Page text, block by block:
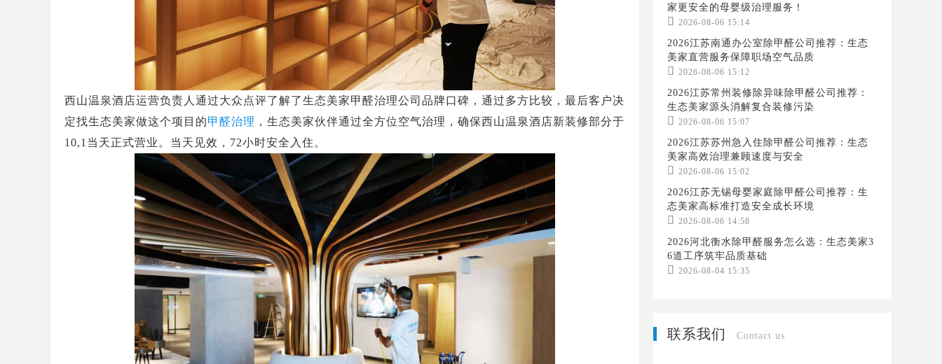
西山温泉酒店运营负责人通过大众点评了解了生态美家甲醛治理公司品牌口碑，通过多方比较，最后客户决
定找生态美家做这个项目的甲醛治理 ，生态美家伙伴通过全方位空气治理，确保西山温泉酒店新装修部分于
10,1 当天正式营业。当天见效，72小时安全入住。
家更安全的母婴级治理服务！
 2026-08-06 15:14
2026江苏南通办公室除甲醛公司推荐：生态
美家直营服务保障职场空气品质
 2026-08-06 15:12
2026江苏常州装修除异味除甲醛公司推荐：
生态美家源头消解复合装修污染
 2026-08-06 15:07
2026江苏苏州急入住除甲醛公司推荐：生态
美家高效治理兼顾速度与安全
 2026-08-06 15:02
2026江苏无锡母婴家庭除甲醛公司推荐：生
态美家高标准打造安全成长环境
 2026-08-06 14:58
2026河北衡水除甲醛服务怎么选：生态美家3
6道工序筑牢品质基础
 2026-08-04 15:35
联系我们 Contact us